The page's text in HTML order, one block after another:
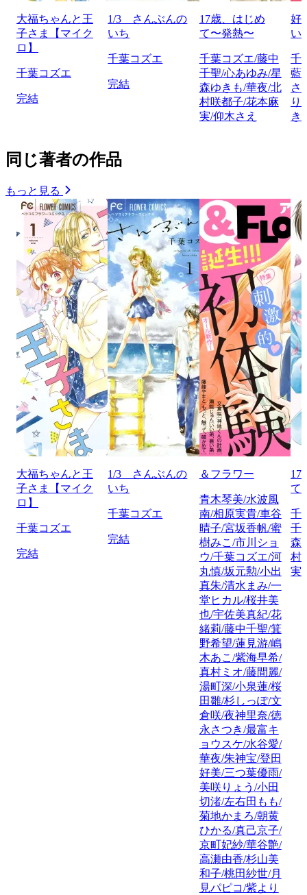
大福ちゃんと王
子さま【マイク
ロ】
千葉コズエ
完結
1/3 さんぶんの
いち
千葉コズエ
完結
17歳、はじめ
て〜発熱〜
千葉コズエ/藤中
千聖/心あゆみ/星
森ゆきも/華夜/北
村咲都子/花本麻
実/仰木さえ
好
い
千
藍/
さ
り
き
同じ著者の作品
もっと見る
大福ちゃんと王
子さま【マイク
ロ】
千葉コズエ
完結
1/3 さんぶんの
いち
千葉コズエ
完結
＆フラワー
青木琴美/水波風
南/相原実貴/車谷
晴子/宮坂香帆/蜜
樹みこ/市川ショ
ウ/千葉コズエ/河
丸慎/坂元勲/小出
真朱/清水まみ/一
堂ヒカル/桜井美
也/宇佐美真紀/花
緒莉/藤中千聖/箕
野希望/蓮見游/嶋
木あこ/紫海早希/
真村ミオ/藤間麗/
湯町深/小泉蓮/桜
田雛/杉しっぽ/文
倉咲/夜神里奈/徳
永さつき/最富キ
ョウスケ/水谷愛/
華夜/朱神宝/登田
好美/三つ葉優雨/
美咲りょう/小田
切渚/左右田もも/
菊地かまろ/朝黄
ひかる/真己京子/
京町妃紗/華谷艶/
高瀬由香/杉山美
和子/桃田紗世/月
見パピコ/紫より
17
て
千
千
森
村
実/